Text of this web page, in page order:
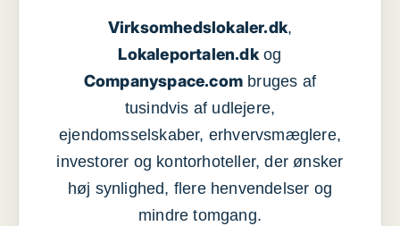
Virksomhedslokaler.dk,
Lokaleportalen.dkog
Companyspace.com bruges af
tusindvis af udlejere,
ejendomsselskaber, erhvervsmæglere,
investorer og kontorhoteller, der ønsker
høj synlighed, flere henvendelser og
mindre tomgang.